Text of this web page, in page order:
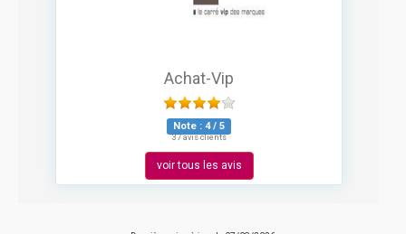
Achat-Vip
Note : 4/ 5
37 avis clients
voir tous les avis